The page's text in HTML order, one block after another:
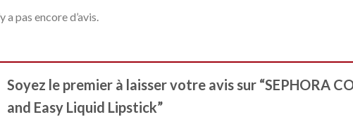
a pas encore d’avis.
Soyez le premier à laisser votre avis sur “SEPHORA
and Easy Liquid Lipstick”